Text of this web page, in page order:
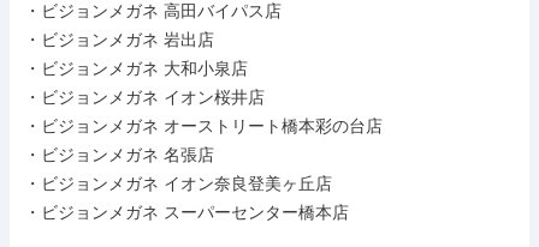
・ビジョンメガネ 高田バイパス店
・ビジョンメガネ 岩出店
・ビジョンメガネ 大和小泉店
・ビジョンメガネ イオン桜井店
・ビジョンメガネ オーストリート橋本彩の台店
・ビジョンメガネ 名張店
・ビジョンメガネ イオン奈良登美ヶ丘店
・ビジョンメガネ スーパーセンター橋本店